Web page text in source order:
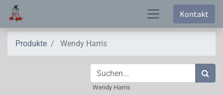
Kontakt
Produkte Wendy Harris
Wendy Harris